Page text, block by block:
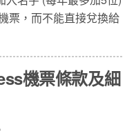
票，而不能直接兌換給
機票條款及細